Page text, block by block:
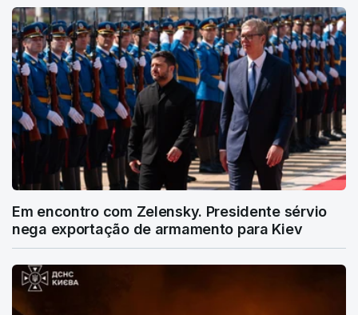
Em encontro com Zelensky. Presidente sérvio
nega exportação de armamento para Kiev